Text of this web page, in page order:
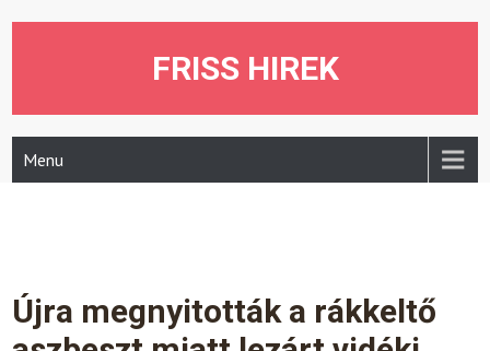
FRISS HIREK
Menu
Újra megnyitották a rákkeltő